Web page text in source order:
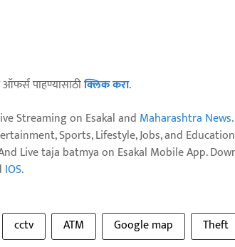
ऑफर्स पाहण्यासाठीक्लिक करा.
Streaming on Esakal and Maharashtra News
Sports, Lifestyle, Jobs, and Education
And Live taja batmya on Esakal Mobile App.
IOS.
cctv ATM Google map Theft